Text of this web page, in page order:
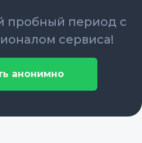
пробный период с
сервиса!
анонимно